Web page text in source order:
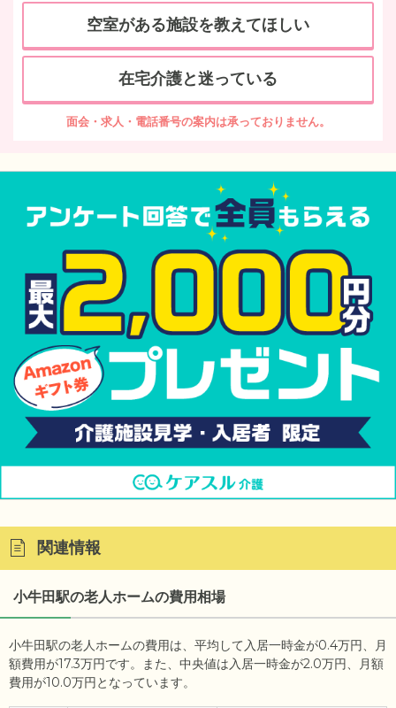
空室がある施設を教えてほしい
在宅介護と迷っている
面会・求人・電話番号の案内は承っておりません。
関連情報
小牛田駅の老人ホームの費用相場
小牛田駅の老人ホームの費用は、平均して入居一時金が0.4万円、月
額費用が17.3万円です。また、中央値は入居一時金が2.0万円、月額
費用が10.0万円となっています。